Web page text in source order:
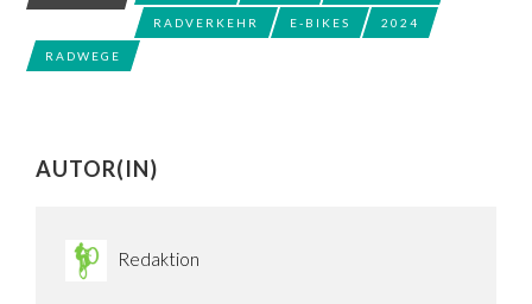
RADVERKEHR E-BIKES 2024
RADWEGE
AUTOR(IN)
Redaktion